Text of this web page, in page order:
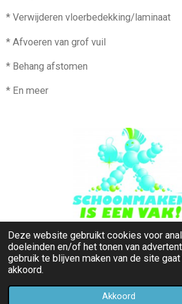
Deze website gebruikt cookies voor
doeleinden en/of het tonen van
gebruik te blijven maken van de site
akkoord.
Akkoord
* Verwijderen vloerbedekking/laminaat
* Afvoeren van grof vuil
* Behang afstomen
* En meer
© 2017 - 2026 Rijnaard Schoonmaak &
Telefoonnummer